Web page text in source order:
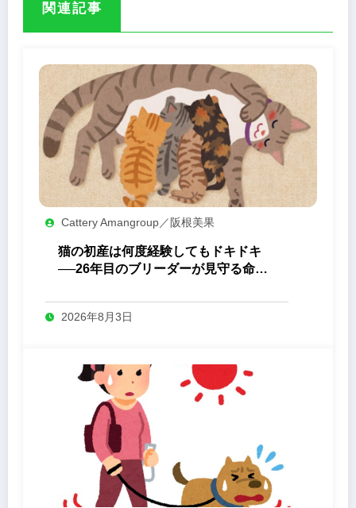
関連記事
Cattery Amangroup／阪根美果
猫の初産は何度経験してもドキドキ
──26年目のブリーダーが見守る命の
2026年8月3日